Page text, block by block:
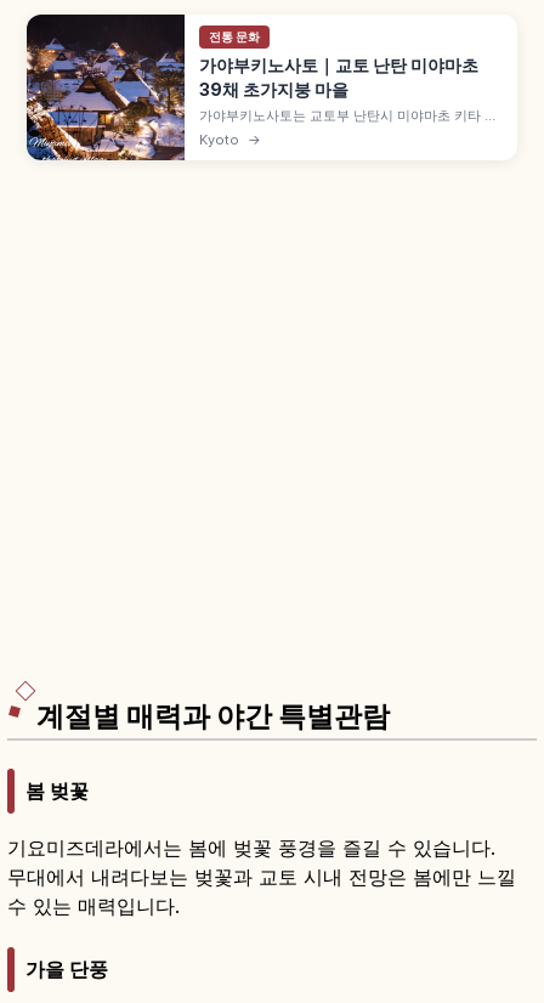
전통 문화
가야부키노사토｜교토 난탄 미야마초
39채 초가지붕 마을
가야부키노사토는 교토부 난탄시 미야마초 키타 집
락에 자리한 초가지붕 마을로, 약 50채 중 39채가
초가지붕 민가입니다. 에도시대 중기 건물도 남은
Kyoto →
계절별 매력과 야간 특별관람
봄 벚꽃
기요미즈데라에서는 봄에 벚꽃 풍경을 즐길 수 있습니다.
무대에서 내려다보는 벚꽃과 교토 시내 전망은 봄에만 느낄
수 있는 매력입니다.
가을 단풍